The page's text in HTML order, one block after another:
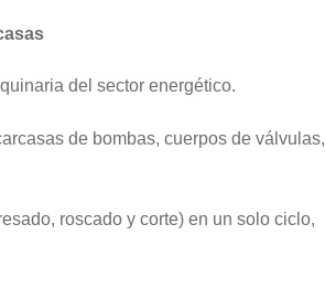
del sector energético.
de bombas, cuerpos de válvulas,
roscado y corte) en un solo ciclo,